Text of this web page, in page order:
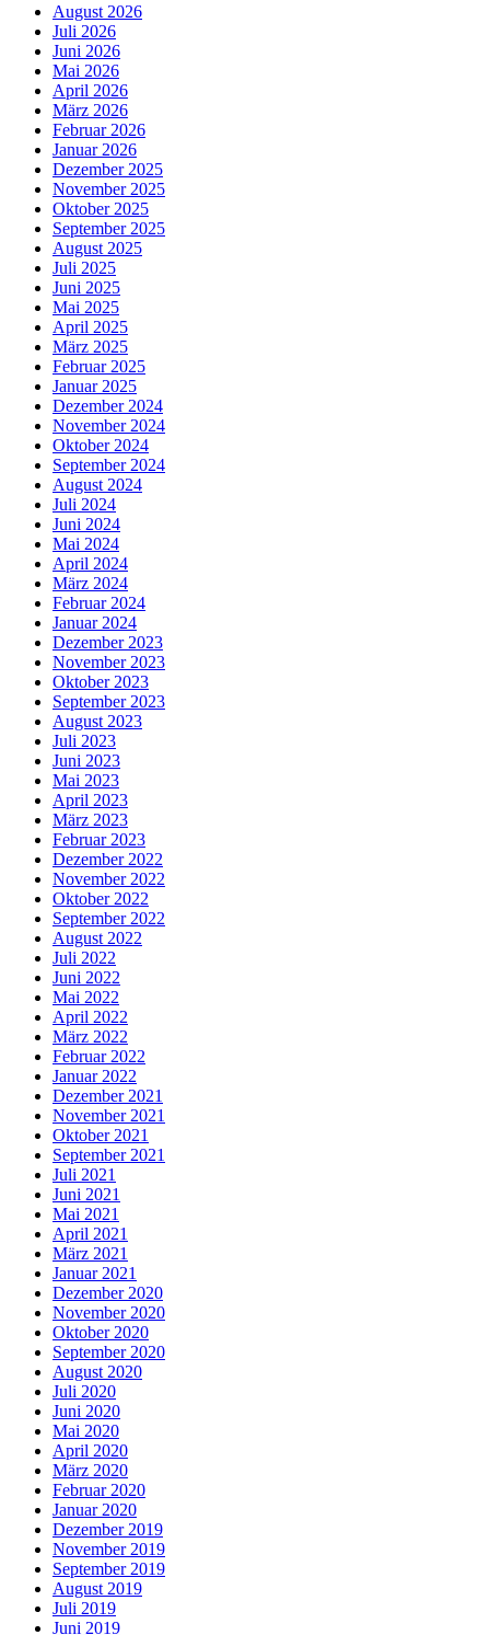
August 2026
Juli 2026
Juni 2026
Mai 2026
April 2026
März 2026
Februar 2026
Januar 2026
Dezember 2025
November 2025
Oktober 2025
September 2025
August 2025
Juli 2025
Juni 2025
Mai 2025
April 2025
März 2025
Februar 2025
Januar 2025
Dezember 2024
November 2024
Oktober 2024
September 2024
August 2024
Juli 2024
Juni 2024
Mai 2024
April 2024
März 2024
Februar 2024
Januar 2024
Dezember 2023
November 2023
Oktober 2023
September 2023
August 2023
Juli 2023
Juni 2023
Mai 2023
April 2023
März 2023
Februar 2023
Dezember 2022
November 2022
Oktober 2022
September 2022
August 2022
Juli 2022
Juni 2022
Mai 2022
April 2022
März 2022
Februar 2022
Januar 2022
Dezember 2021
November 2021
Oktober 2021
September 2021
Juli 2021
Juni 2021
Mai 2021
April 2021
März 2021
Januar 2021
Dezember 2020
November 2020
Oktober 2020
September 2020
August 2020
Juli 2020
Juni 2020
Mai 2020
April 2020
März 2020
Februar 2020
Januar 2020
Dezember 2019
November 2019
September 2019
August 2019
Juli 2019
Juni 2019